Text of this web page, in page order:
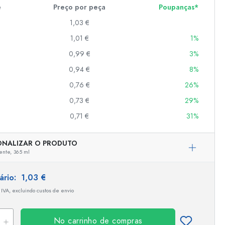
Preço por peça
Poupanças*
1,03 €
1,01 €
1%
0,99 €
3%
0,94 €
8%
0,76 €
26%
0,73 €
29%
0,71 € 31%
O PRODUTO
365 ml
1,03 €
excluindo custos de envio
No carrinho de compras